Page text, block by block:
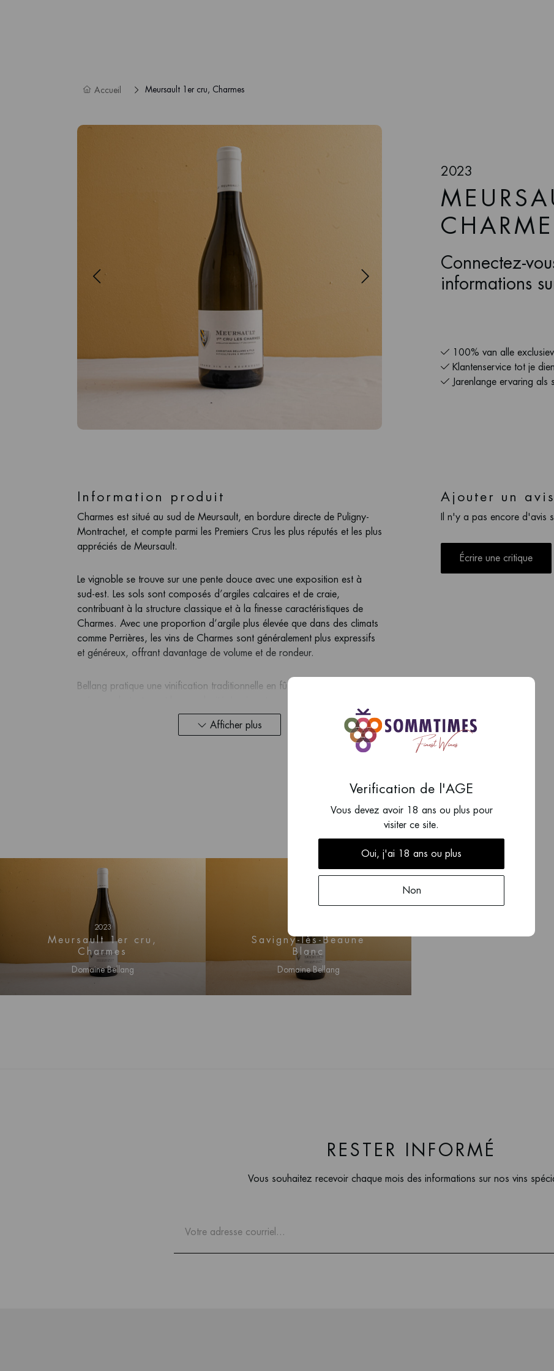
Accueil Meursault 1er cru, Charmes
2023
Connectez-
informations
100% van alle
Klantenservice tot je
Jarenlange ervaring als
Information produit
Charmes est situé au sud de Meursault, en bordure directe de Puligny-
Montrachet, et compte parmi les Premiers Crus les plus réputés et les plus
appréciés de Meursault.
Le vignoble se trouve sur une pente douce avec une exposition est à
sud-est. Les sols sont composés d’argiles calcaires et de craie,
contribuant à la structure classique et à la finesse caractéristiques de
Charmes. Avec une proportion d’argile plus élevée que dans des climats
comme Perrières, les vins de Charmes sont généralement plus expressifs
et généreux, offrant davantage de volume et de rondeur.
Bellang pratique une vinification traditionnelle en fûts de chêne afin de
(généralement 10 à 18 mois selon le millésime) pour lui apporter
longueur, profondeur et équilibre.
et ample, doté d’une acidité vive, d’une minéralité raffinée et d’une finale
longue et équilibrée, marquée par la finesse et la profondeur — une belle
Afficher plus
Ajouter un avis
Il n'y a pas encore d'avis
Écrire une critique
2023
Meursault 1er cru,
Charmes
Domaine Bellang
Savigny-lès-Beaune
Blanc
Domaine Bellang
RESTER INFORMÉ
Vous souhaitez recevoir chaque mois des informations sur nos vins
Verification de l'AGE
Vous devez avoir 18 ans ou plus pour
visiter ce site.
Oui, j'ai 18 ans ou plus
Non